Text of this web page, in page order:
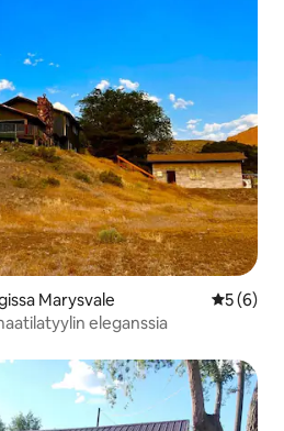
Marysvale
5 (6)
eleganssia